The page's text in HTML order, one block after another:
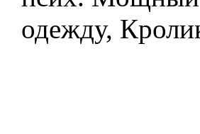
одежду,